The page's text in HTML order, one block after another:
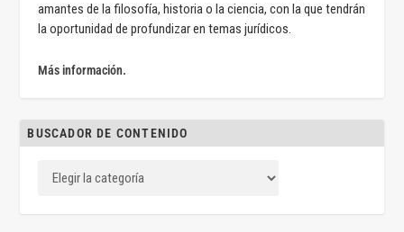
amantes de la filosofía, historia o la ciencia, con la que tendrán
la oportunidad de profundizar en temas jurídicos.
Más información.
BUSCADOR DE CONTENIDO